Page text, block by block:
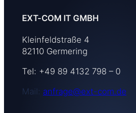
EXT-COM IT GMBH
Kleinfeldstraße 4
82110 Germering
Tel: +49 89 4132 798 – 0
Mail: anfrage@ext-com.de